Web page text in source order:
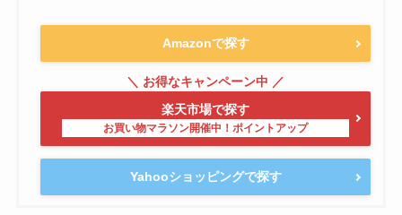
Amazonで探す
楽天市場で探す
Yahooショッピングで探す